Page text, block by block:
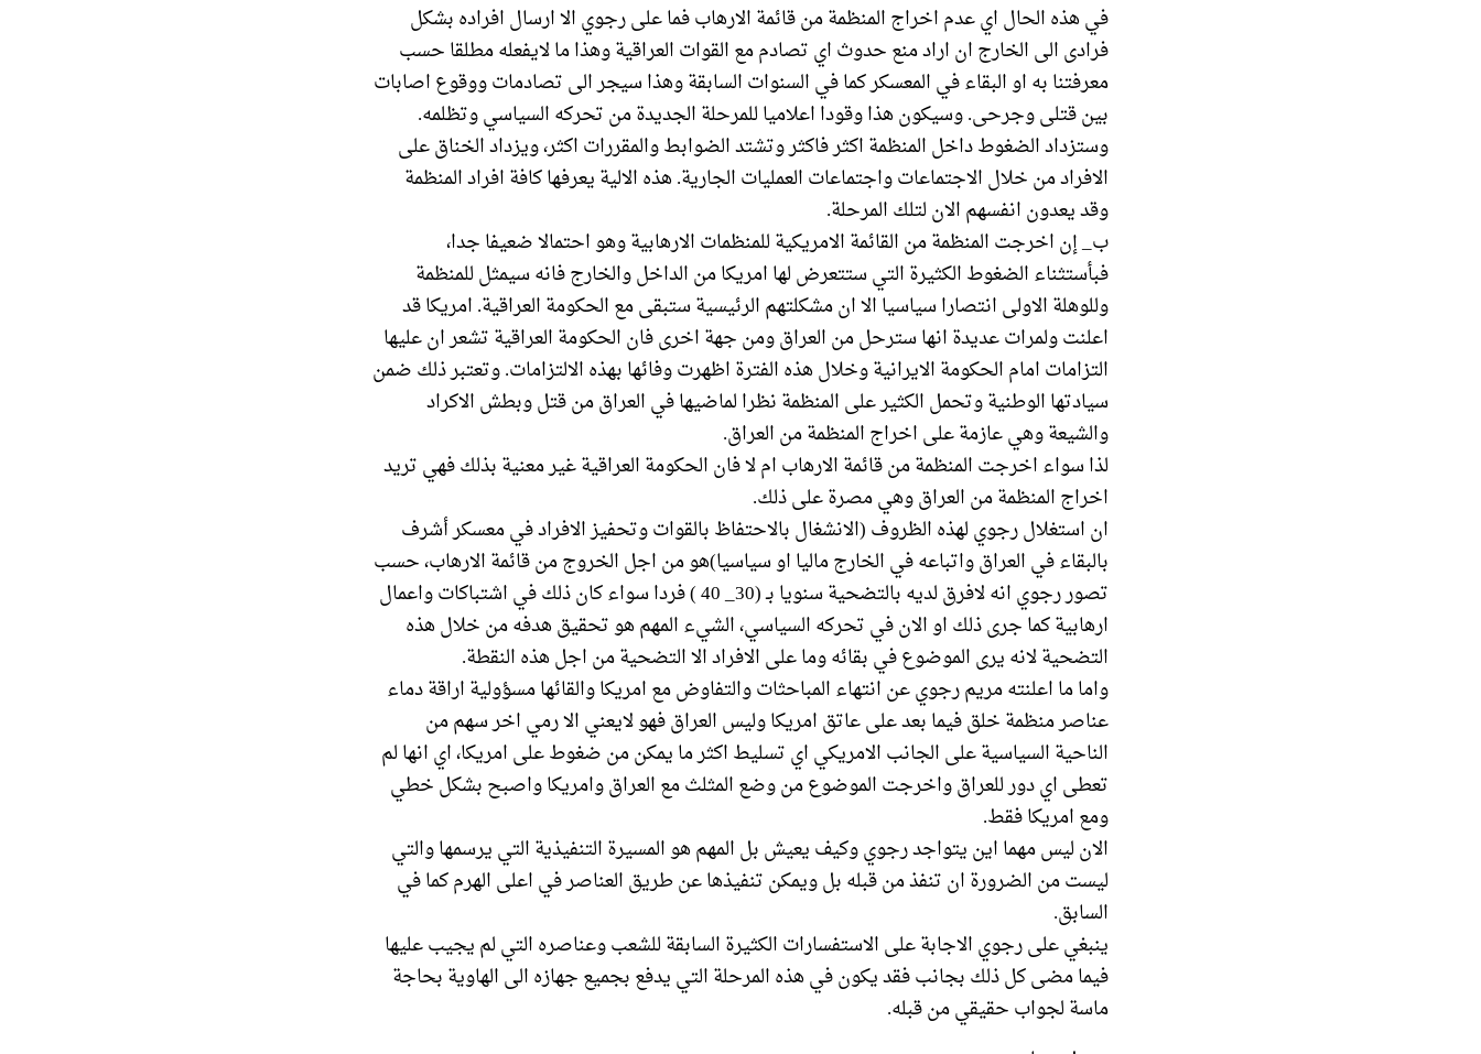
في هذه الحال اي عدم اخراج المنظمة من قائمة الارهاب فما على رجوي الا ارسال افراده بشكل
فرادى الى الخارج ان اراد منع حدوث اي تصادم مع القوات العراقية وهذا ما لايفعله مطلقا حسب
معرفتنا به او البقاء في المعسكر كما في السنوات السابقة وهذا سيجر الى تصادمات ووقوع اصابات
بين قتلى وجرحى. وسيكون هذا وقودا اعلاميا للمرحلة الجديدة من تحركه السياسي وتظلمه.
وستزداد الضغوط داخل المنظمة اكثر فاكثر وتشتد الضوابط والمقررات اكثر، ويزداد الخناق على
الافراد من خلال الاجتماعات واجتماعات العمليات الجارية. هذه الالية يعرفها كافة افراد المنظمة
وقد يعدون انفسهم الان لتلك المرحلة.
ب_ إن اخرجت المنظمة من القائمة الامريكية للمنظمات الارهابية وهو احتمالا ضعيفا جدا،
فبأستثناء الضغوط الكثيرة التي ستتعرض لها امريكا من الداخل والخارج فانه سيمثل للمنظمة
وللوهلة الاولى انتصارا سياسيا الا ان مشكلتهم الرئيسية ستبقى مع الحكومة العراقية. امريكا قد
اعلنت ولمرات عديدة انها سترحل من العراق ومن جهة اخرى فان الحكومة العراقية تشعر ان عليها
التزامات امام الحكومة الايرانية وخلال هذه الفترة اظهرت وفائها بهذه الالتزامات. وتعتبر ذلك ضمن
سيادتها الوطنية وتحمل الكثير على المنظمة نظرا لماضيها في العراق من قتل وبطش الاكراد
والشيعة وهي عازمة على اخراج المنظمة من العراق.
لذا سواء اخرجت المنظمة من قائمة الارهاب ام لا فان الحكومة العراقية غير معنية بذلك فهي تريد
اخراج المنظمة من العراق وهي مصرة على ذلك.
ان استغلال رجوي لهذه الظروف (الانشغال بالاحتفاظ بالقوات وتحفيز الافراد في معسكر أشرف
بالبقاء في العراق واتباعه في الخارج ماليا او سياسيا)هو من اجل الخروج من قائمة الارهاب، حسب
تصور رجوي انه لافرق لديه بالتضحية سنويا بـ (30_ 40 ) فردا سواء كان ذلك في اشتباكات واعمال
ارهابية كما جرى ذلك او الان في تحركه السياسي، الشيء المهم هو تحقيق هدفه من خلال هذه
التضحية لانه يرى الموضوع في بقائه وما على الافراد الا التضحية من اجل هذه النقطة.
واما ما اعلنته مريم رجوي عن انتهاء المباحثات والتفاوض مع امريكا والقائها مسؤولية اراقة دماء
عناصر منظمة خلق فيما بعد على عاتق امريكا وليس العراق فهو لايعني الا رمي اخر سهم من
الناحية السياسية على الجانب الامريكي اي تسليط اكثر ما يمكن من ضغوط على امريكا، اي انها لم
تعطى اي دور للعراق واخرجت الموضوع من وضع المثلث مع العراق وامريكا واصبح بشكل خطي
ومع امريكا فقط.
الان ليس مهما اين يتواجد رجوي وكيف يعيش بل المهم هو المسيرة التنفيذية التي يرسمها والتي
ليست من الضرورة ان تنفذ من قبله بل ويمكن تنفيذها عن طريق العناصر في اعلى الهرم كما في
السابق.
ينبغي على رجوي الاجابة على الاستفسارات الكثيرة السابقة للشعب وعناصره التي لم يجيب عليها
فيما مضى كل ذلك بجانب فقد يكون في هذه المرحلة التي يدفع بجميع جهازه الى الهاوية بحاجة
ماسة لجواب حقيقي من قبله.